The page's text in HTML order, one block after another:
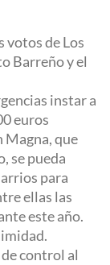
votos de Los
Barreño y el
instar a
euros
Magna, que
se pueda
para
ellas las
este año.
control al